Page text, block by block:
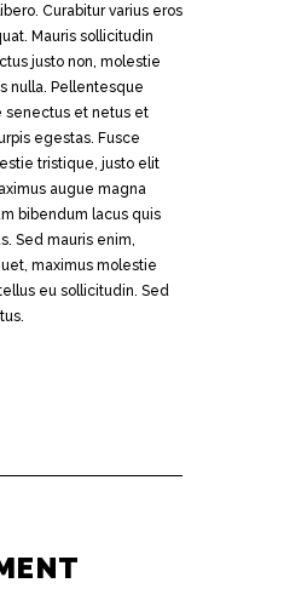
Curabitur varius eros
Mauris sollicitudin
justo non, molestie
nulla. Pellentesque
senectus et netus et
egestas. Fusce
tristique, justo elit
augue magna
bibendum lacus quis
Sed mauris enim,
maximus molestie
eu sollicitudin. Sed